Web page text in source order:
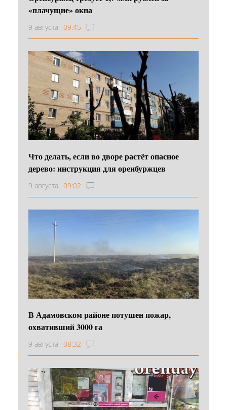
«плачущие» окна
9 августа 09:45
Что делать, если во дворе растёт опасное
дерево: инструкция для оренбуржцев
9 августа 09:02
В Адамовском районе потушен пожар,
охвативший 3000 га
9 августа 08:32